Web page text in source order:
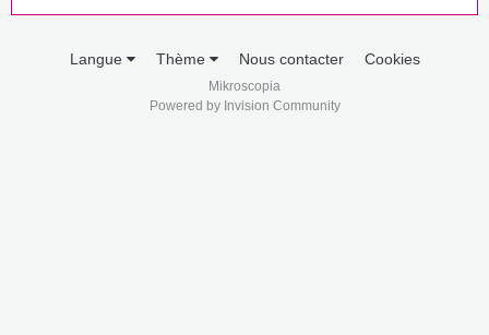
Langue Thème Nous contacter Cookies
Mikroscopia
Powered by Invision Community